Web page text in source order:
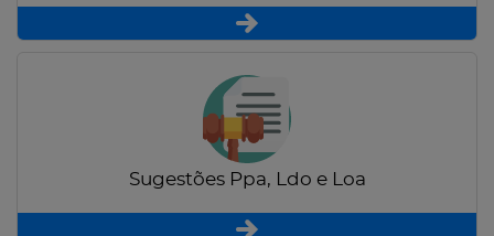
Sugestões Ppa, Ldo e Loa